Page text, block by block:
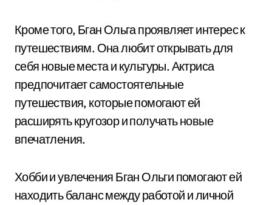
Кроме того, Бган Ольга проявляет интерес к
путешествиям. Она любит открывать для
себя новые места и культуры. Актриса
предпочитает самостоятельные
путешествия, которые помогают ей
расширять кругозор и получать новые
впечатления.
Хобби и увлечения Бган Ольги помогают ей
находить баланс между работой и личной